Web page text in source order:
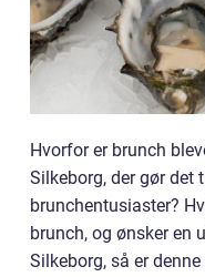
Hvorfor er brunch
Silkeborg, der gør
brunchentusiaster?
brunch, og ønsker en
Silkeborg, så er